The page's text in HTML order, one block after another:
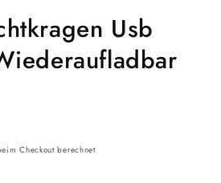
Usb
Checkout berechnet